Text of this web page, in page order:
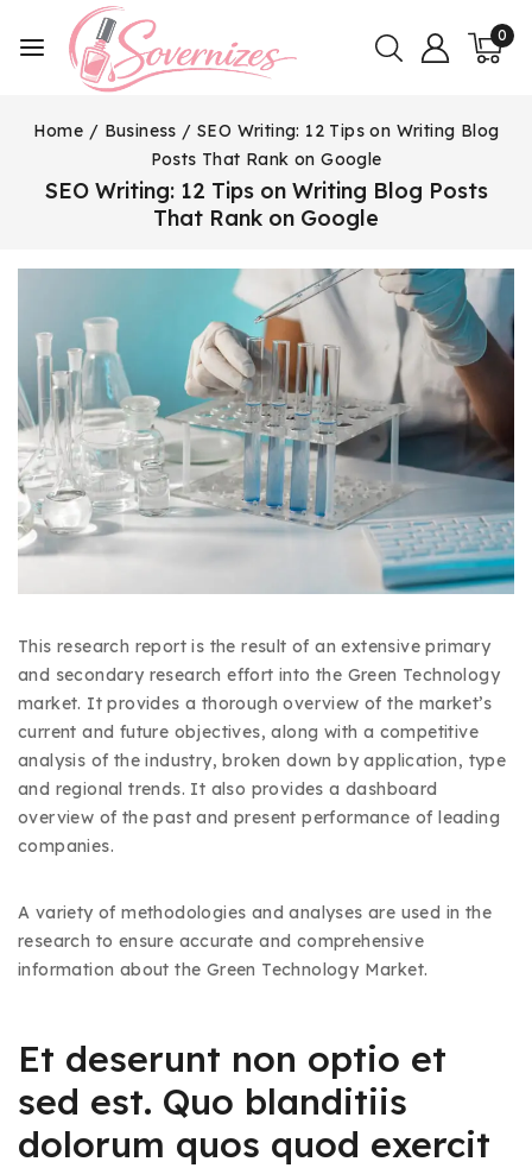
0
Home / Business / SEO Writing: 12 Tips on Writing Blog
Posts That Rank on Google
SEO Writing: 12 Tips on Writing Blog Posts
That Rank on Google
This research report is the result of an extensive primary
and secondary research effort into the Green Technology
market. It provides a thorough overview of the market’s
current and future objectives, along with a competitive
analysis of the industry, broken down by application, type
and regional trends. It also provides a dashboard
overview of the past and present performance of leading
companies.
A variety of methodologies and analyses are used in the
research to ensure accurate and comprehensive
information about the Green Technology Market.
Et deserunt non optio et
sed est. Quo blanditiis
dolorum quos quod exercit